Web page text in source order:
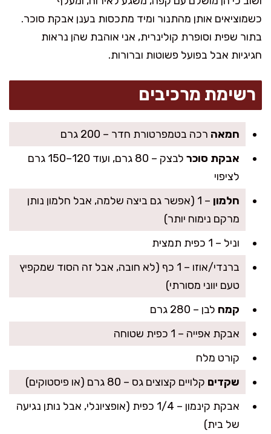
כשמוציאים אותן מהתנור ומיד מתכסות בענן אבקת סוכר.
בתור שפית וסופרת קולינרית, אני אוהבת שהן נראות
חגיגיות אבל בפועל פשוטות וברורות.
רשימת מרכיבים
חמאה רכה בטמפרטורת חדר – 200 גרם
אבקת סוכר
לבצק – 80 גרם, ועוד 120–150 גרם
לציפוי
חלמון
– 1 (אפשר גם ביצה שלמה, אבל חלמון נותן
מרקם נימוח יותר)
וניל – 1 כפית תמצית
ברנדי/אוזו – 1 כף (לא חובה, אבל זה הסוד שמקפיץ
טעם יווני מסורתי)
קמח לבן – 280 גרם
אבקת אפייה – 1 כפית שטוחה
קורט מלח
שקדים קלויים קצוצים גס – 80 גרם (או פיסטוקים)
אבקת קינמון – 1/4 כפית (אופציונלי, אבל נותן נגיעה
של בית)